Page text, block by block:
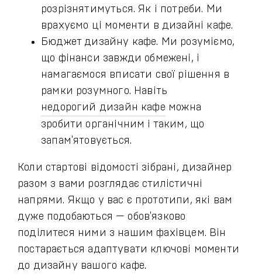
розрізнятимуться. Як і потреби. Ми
врахуємо ці моменти в дизайні кафе.
Бюджет дизайну кафе. Ми розуміємо,
що фінанси завжди обмежені, і
намагаємося вписати свої рішення в
рамки розумного. Навіть
недорогий дизайн кафе можна
зробити органічним і таким, що
запам'ятовується.
Коли стартові відомості зібрані, дизайнер
разом з вами розглядає стилістичні
напрями. Якщо у вас є прототипи, які вам
дуже подобаються — обов'язково
поділитеся ними з нашим фахівцем. Він
постарається адаптувати ключові моменти
до дизайну вашого кафе.